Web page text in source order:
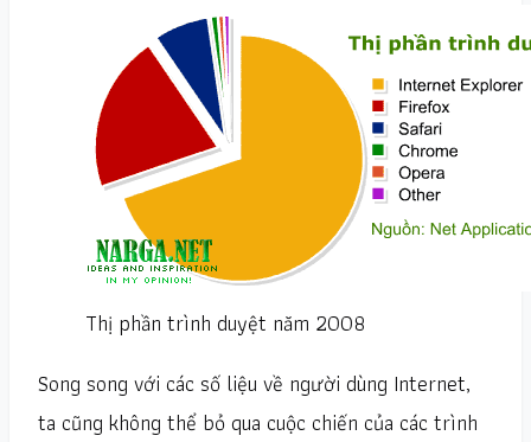
Thị phần trình duyệt năm 2008
Song song với các số liệu về người dùng Internet,
ta cũng không thể bỏ qua cuộc chiến của các trình